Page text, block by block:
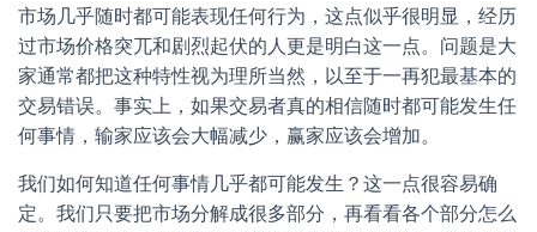
市场几乎随时都可能表现任何行为，这点似乎很明显，经历
过市场价格突兀和剧烈起伏的人更是明白这一点。问题是大
家通常都把这种特性视为理所当然，以至于一再犯最基本的
交易错误。事实上，如果交易者真的相信随时都可能发生任
何事情，输家应该会大幅减少，赢家应该会增加。
我们如何知道任何事情几乎都可能发生？这一点很容易确
定。我们只要把市场分解成很多部分，再看看各个部分怎么